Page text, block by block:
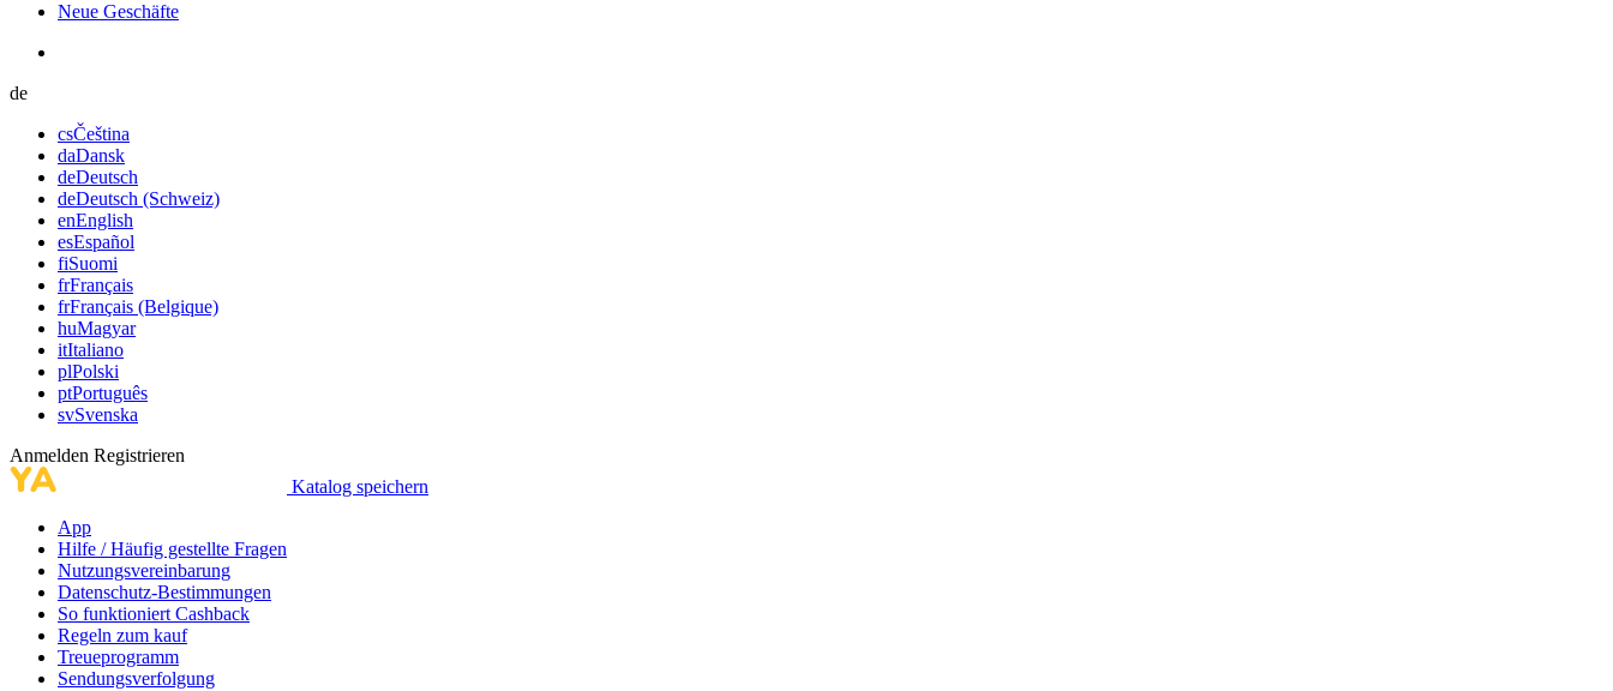
Neue Geschäfte
de
csČeština
daDansk
deDeutsch
deDeutsch (Schweiz)
enEnglish
esEspañol
fiSuomi
frFrançais
frFrançais (Belgique)
huMagyar
itItaliano
plPolski
ptPortuguês
svSvenska
Anmelden Registrieren
Katalog speichern
App
Hilfe / Häufig gestellte Fragen
Nutzungsvereinbarung
Datenschutz-Bestimmungen
So funktioniert Cashback
Regeln zum kauf
Treueprogramm
Sendungsverfolgung